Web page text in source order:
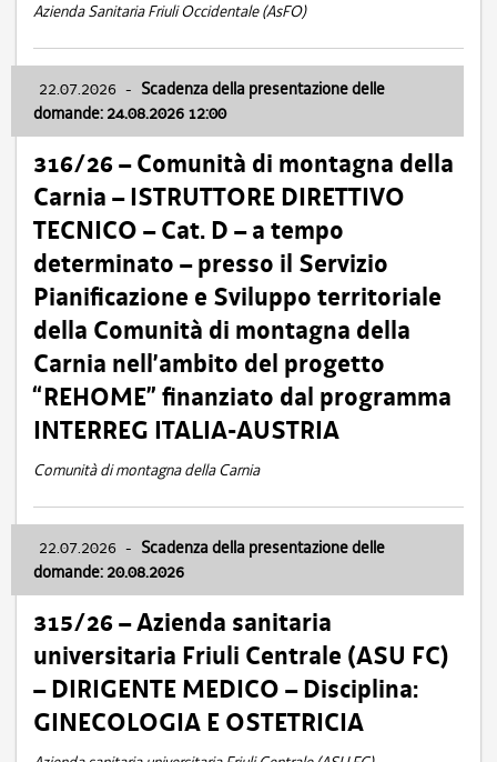
Azienda Sanitaria Friuli Occidentale (AsFO)
22.07.2026 - Scadenza della presentazione delle
domande: 24.08.2026 12:00
316/26 – Comunità di montagna della
Carnia – ISTRUTTORE DIRETTIVO
TECNICO – Cat. D – a tempo
determinato – presso il Servizio
Pianificazione e Sviluppo territoriale
della Comunità di montagna della
Carnia nell’ambito del progetto
“REHOME” finanziato dal programma
INTERREG ITALIA-AUSTRIA
Comunità di montagna della Carnia
22.07.2026 - Scadenza della presentazione delle
domande: 20.08.2026
315/26 – Azienda sanitaria
universitaria Friuli Centrale (ASU FC)
– DIRIGENTE MEDICO – Disciplina:
GINECOLOGIA E OSTETRICIA